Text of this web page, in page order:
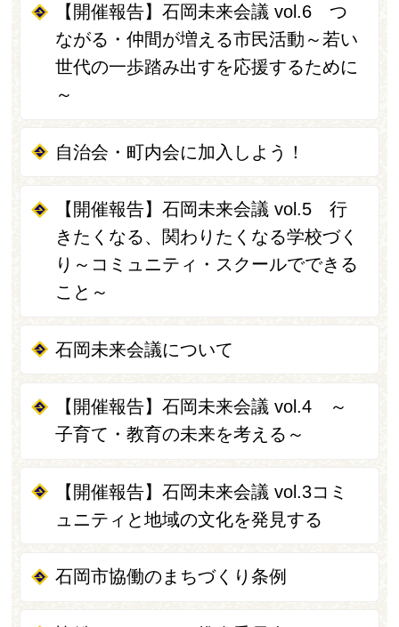
【開催報告】石岡未来会議 vol.6 つ
ながる・仲間が増える市民活動～若い
世代の一歩踏み出すを応援するために
～
自治会・町内会に加入しよう！
【開催報告】石岡未来会議 vol.5 行
きたくなる、関わりたくなる学校づく
り～コミュニティ・スクールでできる
こと～
石岡未来会議について
【開催報告】石岡未来会議 vol.4 ～
子育て・教育の未来を考える～
【開催報告】石岡未来会議 vol.3コミ
ュニティと地域の文化を発見する
石岡市協働のまちづくり条例